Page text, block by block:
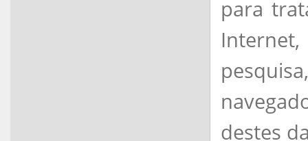
para
destes